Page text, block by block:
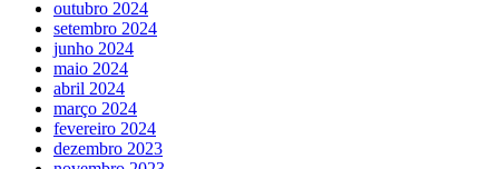
outubro 2024
setembro 2024
junho 2024
maio 2024
abril 2024
março 2024
fevereiro 2024
dezembro 2023